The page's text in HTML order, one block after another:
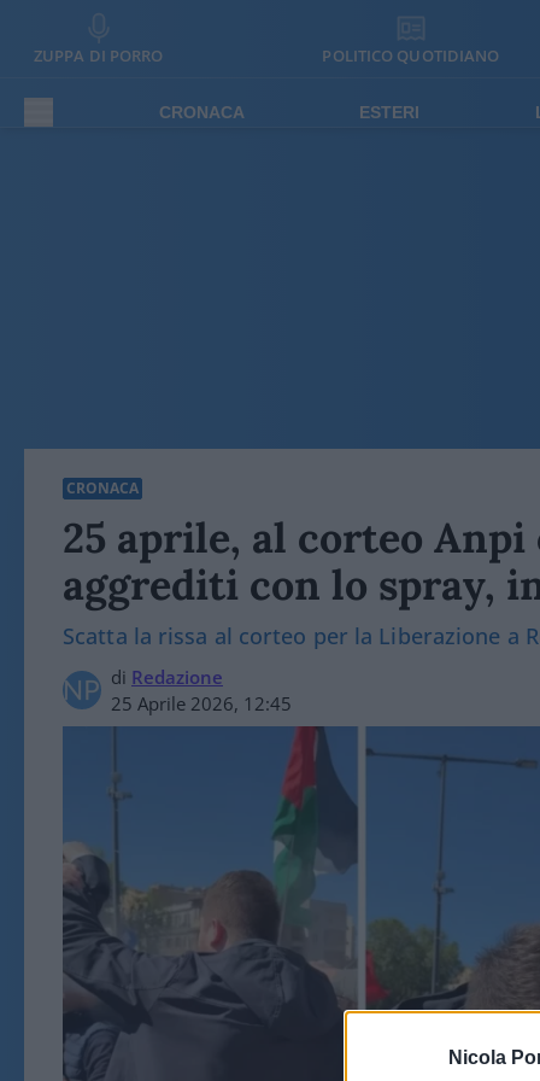
Nicola
ZUPPA DI PORRO POLITICO QUOTIDIANO
CRONACA ESTERI
CRONACA
25 aprile, al corteo
aggrediti con lo spray,
Scatta la rissa al corteo per la Liberazione a
di Redazione
25 Aprile 2026, 12:45